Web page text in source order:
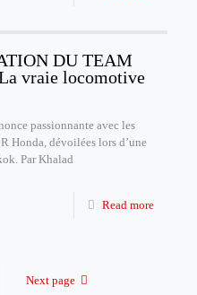
DU TEAM
vraie locomotive
passionnante avec les
Honda, dévoilées lors d’une
Par Khalad
Read more
Next page